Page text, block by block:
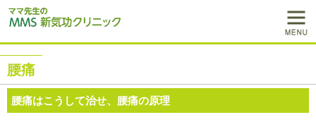
腰痛
腰痛はこうして治せ、腰痛の原理